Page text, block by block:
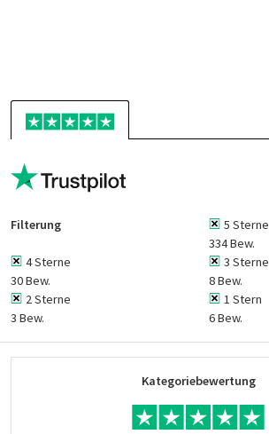
Filterung
5 Sterne
334 Bew.
4 Sterne
30 Bew.
3 Sterne
8 Bew.
2 Sterne
3 Bew.
1 Stern
6 Bew.
Kategoriebewertung